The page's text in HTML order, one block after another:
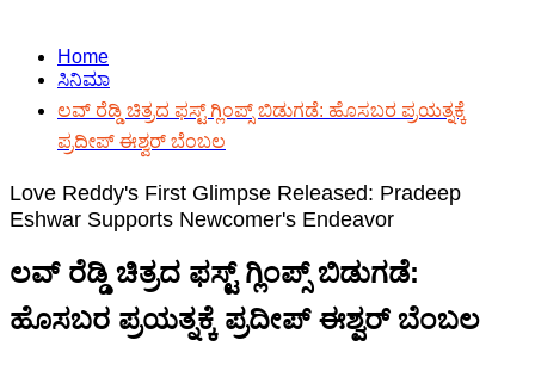
Home
ಸಿನಿಮಾ
ಲವ್ ರೆಡ್ಡಿ ಚಿತ್ರದ ಫಸ್ಟ್ ಗ್ಲಿಂಪ್ಸ್ ಬಿಡುಗಡೆ: ಹೊಸಬರ ಪ್ರಯತ್ನಕ್ಕೆ
ಪ್ರದೀಪ್ ಈಶ್ವರ್ ಬೆಂಬಲ
Love Reddy's First Glimpse Released: Pradeep
Eshwar Supports Newcomer's Endeavor
ಲವ್ ರೆಡ್ಡಿ ಚಿತ್ರದ ಫಸ್ಟ್ ಗ್ಲಿಂಪ್ಸ್ ಬಿಡುಗಡೆ:
ಹೊಸಬರ ಪ್ರಯತ್ನಕ್ಕೆ ಪ್ರದೀಪ್ ಈಶ್ವರ್ ಬೆಂಬಲ